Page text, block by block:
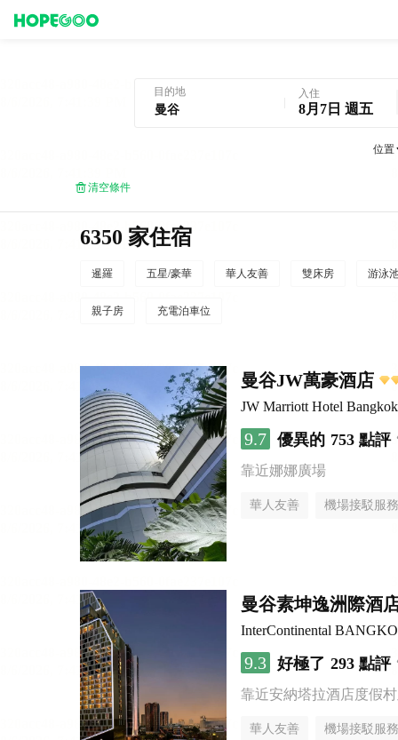
目的地 入住
8月7日 週五
位置
清空條件
6350 家住宿
暹羅 五星/豪華 華人友善 雙床房 游泳
親子房 充電泊車位
曼谷JW萬豪酒店
JW Marriott Hotel Bangkok
9.7 優異的 753 點評
靠近娜娜廣場
華人友善 機場接駁服務
曼谷素坤逸洲際酒
InterContinental
9.3 好極了 293 點評
靠近安納塔拉酒店度假
華人友善 機場接駁服務